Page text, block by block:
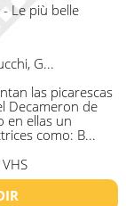
Le più belle
G...
las picarescas
Decameron de
en ellas un
como: B...
VHS